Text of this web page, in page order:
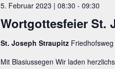
Wortgottesfeier St.
5. Februar 2023 | 08:30 - 09:30
St. Joseph Straupitz
Mit Blasiussegen Wir laden